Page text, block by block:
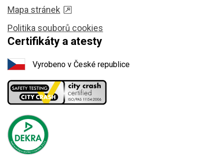
Mapa stránek
Politika souborů cookies
Certifikáty a atesty
Vyrobeno v České republice